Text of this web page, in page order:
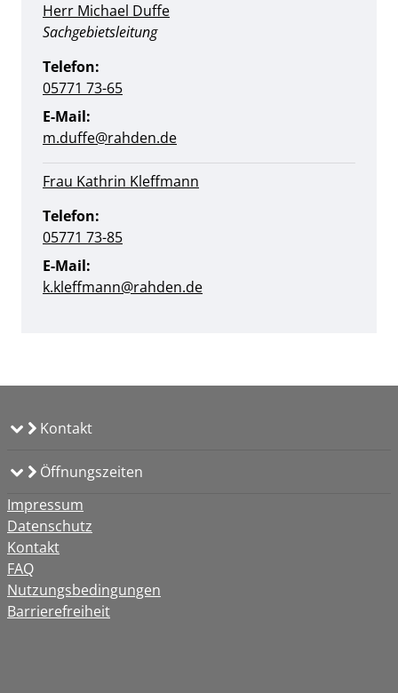
Herr Michael Duffe
Position:
Sachgebietsleitung
Telefon:
05771 73-65
E-Mail:
m.duffe@rahden.de
Frau Kathrin Kleffmann
Telefon:
05771 73-85
E-Mail:
k.kleffmann@rahden.de
Kontakt
Öffnungszeiten
Impressum
Datenschutz
Kontakt
FAQ
Nutzungsbedingungen
Barrierefreiheit